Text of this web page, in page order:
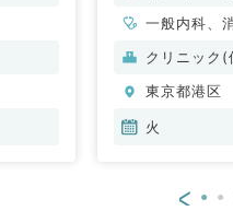
一般内科、
クリニック(
東京都港区
火
<